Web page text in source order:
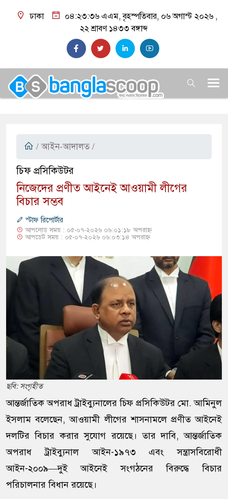
ঢাকা ০৪:২৩:৩৭ এএম, বৃহস্পতিবার, ০৬ অগাস্ট ২০২৬ ,
২২ শ্রাবণ ১৪৩৩ বঙ্গাব্দ
/ আইন-আদালত /
চিফ প্রসিকিউটর
​নিজেদের প্রণীত আইনেই আওয়ামী লীগের
বিচার সম্ভব
স্টাফ রিপোর্টার
আপলোড সময় : ০৫-০৭-২০২৬ ০৬:০১:১৮ অপরাহ্ন
আপডেট সময় : ০৫-০৭-২০২৬ ০৬:০৩:১৪ অপরাহ্ন
ছবি: সংগৃহীত
আন্তর্জাতিক অপরাধ ট্রাইব্যুনালের চিফ প্রসিকিউটর মো. আমিনুল
ইসলাম বলেছেন, আওয়ামী লীগের শাসনামলে প্রণীত আইনেই
দলটির বিচার করার সুযোগ রয়েছে। তার দাবি, আন্তর্জাতিক
অপরাধ ট্রাইব্যুনাল আইন-১৯৭৩ এবং সন্ত্রাসবিরোধী
আইন-২০০৯—দুই আইনেই সংগঠনের বিরুদ্ধে বিচার
পরিচালনার বিধান রয়েছে।